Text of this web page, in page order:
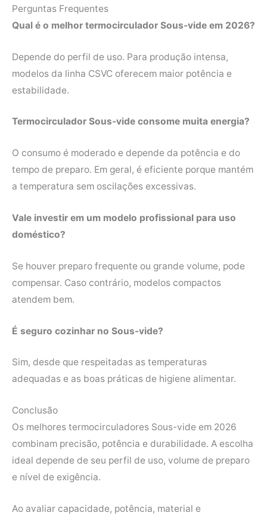
Perguntas Frequentes
Qual é o melhor termocirculador Sous-vide em 2026?
Depende do perfil de uso. Para produção intensa,
modelos da linha CSVC oferecem maior potência e
estabilidade.
Termocirculador Sous-vide consome muita energia?
O consumo é moderado e depende da potência e do
tempo de preparo. Em geral, é eficiente porque mantém
a temperatura sem oscilações excessivas.
Vale investir em um modelo profissional para uso
doméstico?
Se houver preparo frequente ou grande volume, pode
compensar. Caso contrário, modelos compactos
atendem bem.
É seguro cozinhar no Sous-vide?
Sim, desde que respeitadas as temperaturas
adequadas e as boas práticas de higiene alimentar.
Conclusão
Os melhores termocirculadores Sous-vide em 2026
combinam precisão, potência e durabilidade. A escolha
ideal depende de seu perfil de uso, volume de preparo
e nível de exigência.
Ao avaliar capacidade, potência, material e